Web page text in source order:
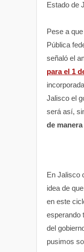
Estado de
Pese a
Pública
señaló el
para el 1
Jalisco el
será así,
de
En Jalisco
idea de
en este
esperando
del
pusimos